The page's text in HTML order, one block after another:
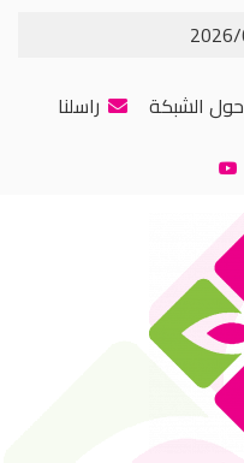
حول الشبكة راسلنا